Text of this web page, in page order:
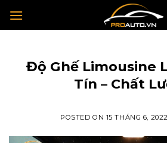
Độ Ghế Limousine
Tín – Chất
POSTED ON 15 THÁNG 6, 2022